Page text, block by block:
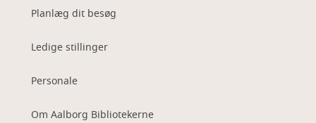
Planlæg dit besøg
Ledige stillinger
Personale
Om Aalborg Bibliotekerne